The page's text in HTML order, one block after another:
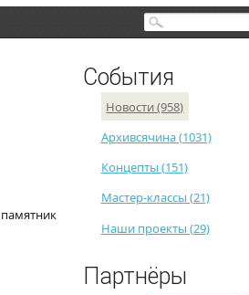
Поиск
События
Новости (958)
Архивсячина (1031)
Концепты (151)
Мастер-классы (21)
Наши проекты (29)
Партнёры